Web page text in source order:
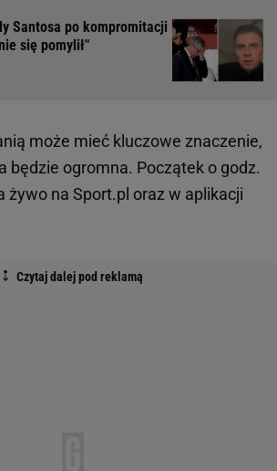
Santosa po kompromitacji
się pomylił"
może mieć kluczowe znaczenie,
będzie ogromna. Początek o godz.
żywo na Sport.pl oraz w aplikacji